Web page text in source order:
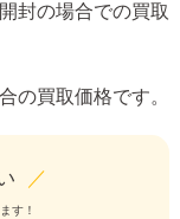
封の場合での買取
の買取価格です。
／
す！